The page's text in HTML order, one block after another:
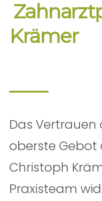
Krämer
Das Vertrauen
oberste Gebot
Christoph
Praxisteam